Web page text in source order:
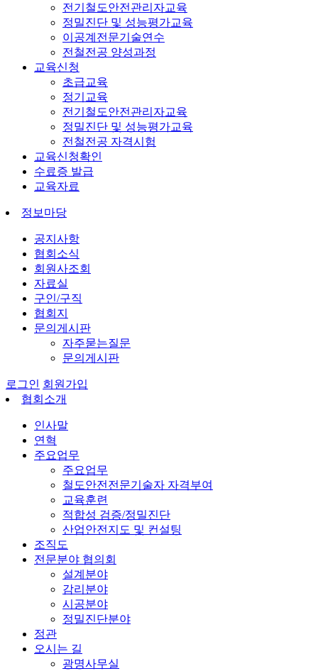
전기철도안전관리자교육
정밀진단 및 성능평가교육
이공계전문기술연수
전철전공 양성과정
교육신청
초급교육
정기교육
전기철도안전관리자교육
정밀진단 및 성능평가교육
전철전공 자격시험
교육신청확인
수료증 발급
교육자료
정보마당
공지사항
협회소식
회원사조회
자료실
구인/구직
협회지
문의게시판
자주묻는질문
문의게시판
로그인 회원가입
협회소개
인사말
연혁
주요업무
주요업무
철도안전전문기술자 자격부여
교육훈련
적합성 검증/정밀진단
산업안전지도 및 컨설팅
조직도
전문분야 협의회
설계분야
감리분야
시공분야
정밀진단분야
정관
오시는 길
광명사무실